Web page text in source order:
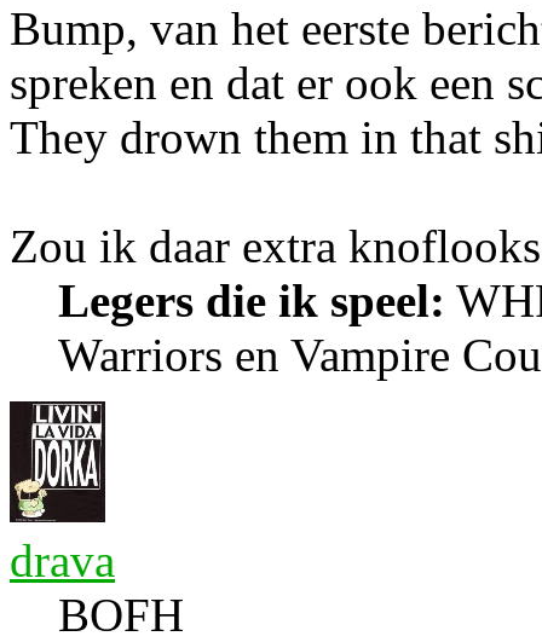
Bump, van het eerste
spreken en dat er ook een
They drown them in that
Zou ik daar extra
Legers die ik speel:
Warriors en Vampire
drava
BOFH